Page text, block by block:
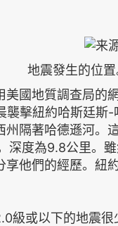
地震發生的位
美國地質調查局
襲擊紐約哈斯廷斯
州隔著哈德遜河。
深度為9.8公里。
享他們的經歷。紐
級或以下的地震